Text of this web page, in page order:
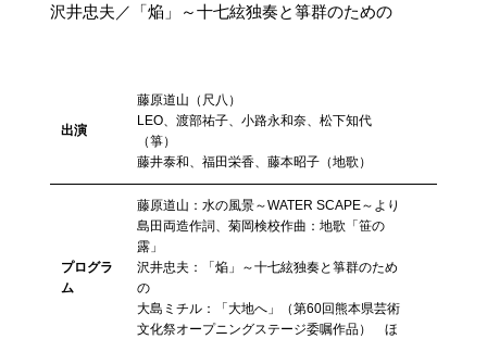
沢井忠夫／「焔」～十七絃独奏と箏群のための
出演
藤原道山（尺八）
LEO、渡部祐子、小路永和奈、松下知代
（箏）
藤井泰和、福田栄香、藤本昭子（地歌）
プログラ
ム
藤原道山：水の風景～WATER SCAPE～より
島田両造作詞、菊岡検校作曲：地歌「笹の
露」
沢井忠夫：「焔」～十七絃独奏と箏群のため
の
大島ミチル：「大地へ」（第60回熊本県芸術
文化祭オープニングステージ委嘱作品） ほ